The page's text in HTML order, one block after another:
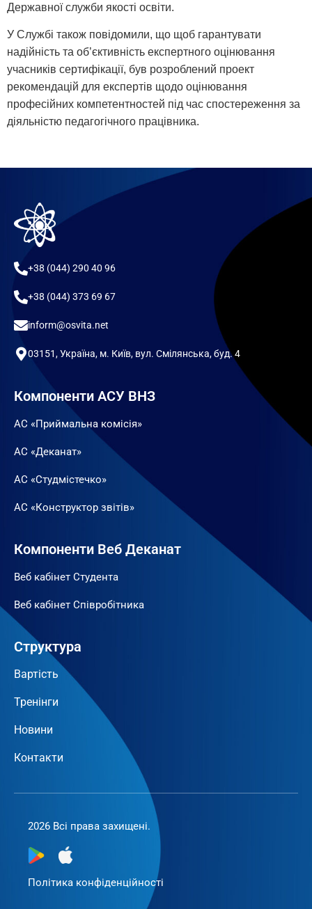
Державної служби якості освіти.
У Службі також повідомили, що щоб гарантувати
надійність та об’єктивність експертного оцінювання
учасників сертифікації, був розроблений проект
рекомендацій для експертів щодо оцінювання
професійних компетентностей під час спостереження за
діяльністю педагогічного працівника.
+38 (044) 290 40 96
+38 (044) 373 69 67
inform@osvita.net
03151, Україна, м. Київ, вул. Смілянська, буд. 4
Компоненти АСУ ВНЗ
АС «Приймальна комісія»
АС «Деканат»
АС «Студмістечко»
АС «Конструктор звітів»
Компоненти Веб Деканат
Веб кабінет Студента
Веб кабінет Співробітника
Структура
Вартість
Тренінги
Новини
Контакти
2026 Всі права захищені.
Політика конфіденційності